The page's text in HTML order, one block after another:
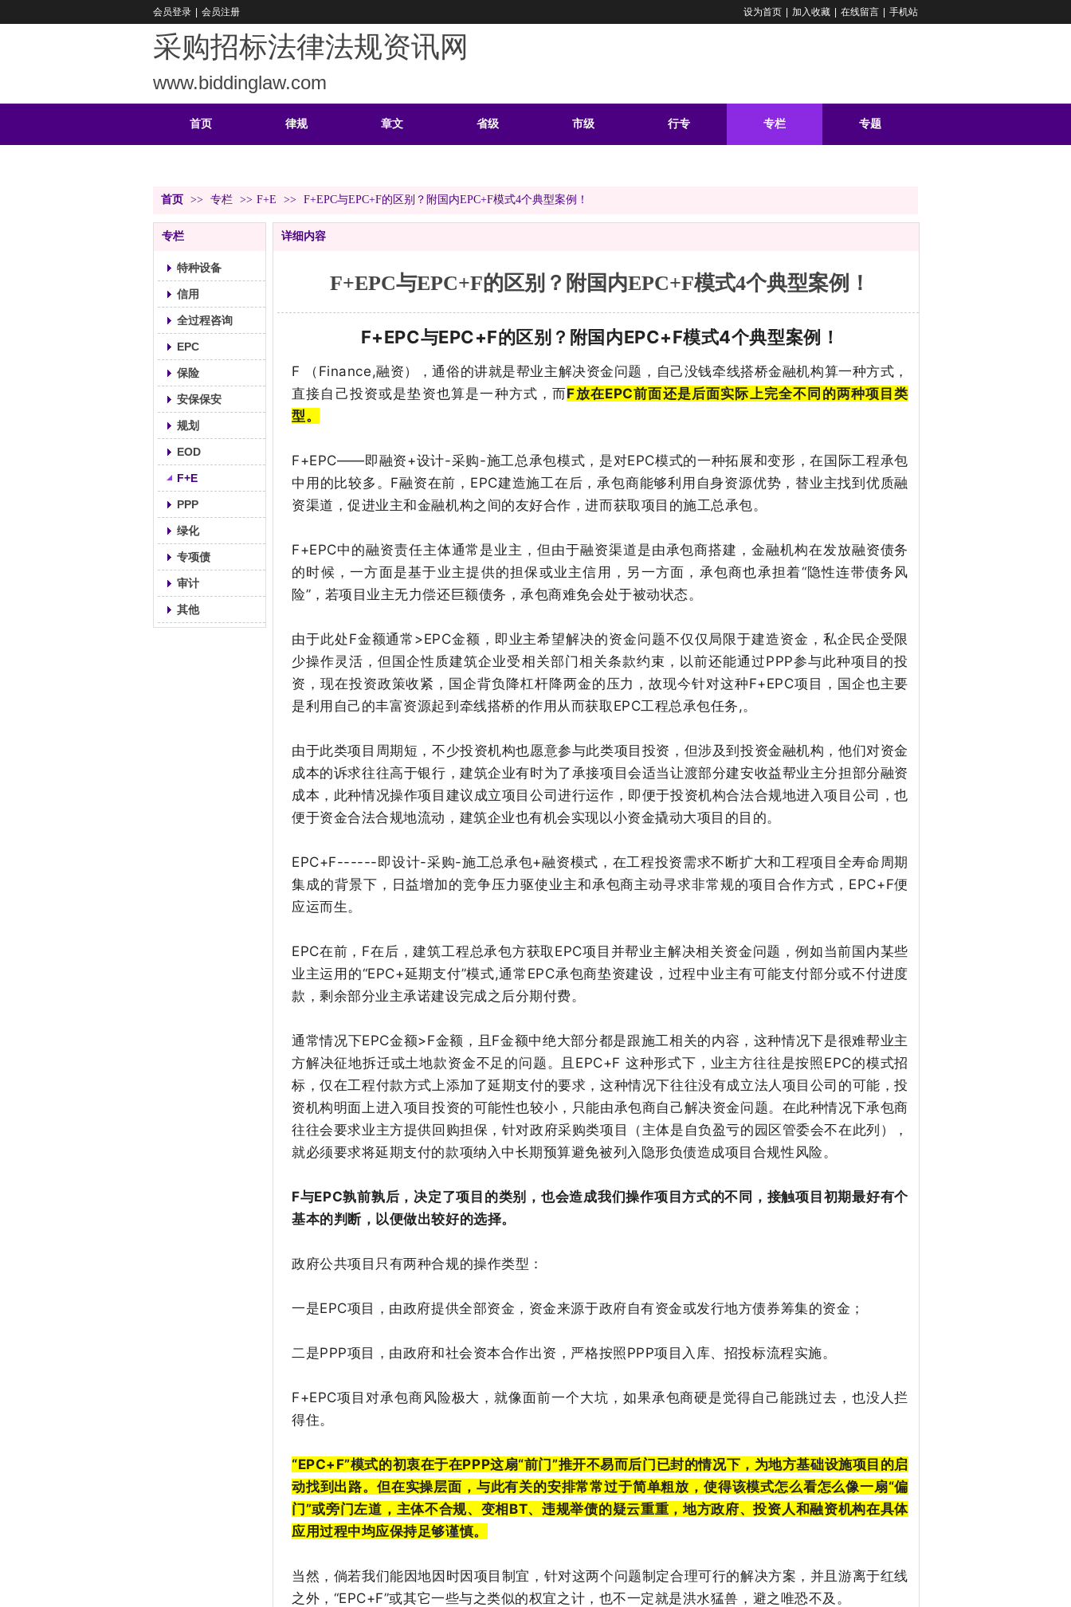
采购招标法律法规资讯网
www.biddinglaw.com
会员登录 会员注册 设为首页 加入收藏 在线留言 手机站
首页 律规 章文 省级 市级 行专 专栏 专题
首页 >> 专栏 >> F+E >> F+EPC与EPC+F的区别？附国内EPC+F模式4个典型案例！
专栏
特种设备
信用
全过程咨询
EPC
保险
安保保安
规划
EOD
F+E
PPP
绿化
专项债
审计
其他
详细内容
F+EPC与EPC+F的区别？附国内EPC+F模式4个典型案例！
F+EPC与EPC+F的区别？附国内EPC+F模式4个典型案例！
F （Finance,融资），通俗的讲就是帮业主解决资金问题，自己没钱牵线搭桥金融机构算一种方式，
直接自己投资或是垫资也算是一种方式，而F放在EPC前面还是后面实际上完全不同的两种项目类
型。
F+EPC——即融资+设计-采购-施工总承包模式，是对EPC模式的一种拓展和变形，在国际工程承包
中用的比较多。F融资在前，EPC建造施工在后，承包商能够利用自身资源优势，替业主找到优质融
资渠道，促进业主和金融机构之间的友好合作，进而获取项目的施工总承包。
F+EPC中的融资责任主体通常是业主，但由于融资渠道是由承包商搭建，金融机构在发放融资债务
的时候，一方面是基于业主提供的担保或业主信用，另一方面，承包商也承担着“隐性连带债务风
险”，若项目业主无力偿还巨额债务，承包商难免会处于被动状态。
由于此处F金额通常>EPC金额，即业主希望解决的资金问题不仅仅局限于建造资金，私企民企受限
少操作灵活，但国企性质建筑企业受相关部门相关条款约束，以前还能通过PPP参与此种项目的投
资，现在投资政策收紧，国企背负降杠杆降两金的压力，故现今针对这种F+EPC项目，国企也主要
是利用自己的丰富资源起到牵线搭桥的作用从而获取EPC工程总承包任务,。
由于此类项目周期短，不少投资机构也愿意参与此类项目投资，但涉及到投资金融机构，他们对资金
成本的诉求往往高于银行，建筑企业有时为了承接项目会适当让渡部分建安收益帮业主分担部分融资
成本，此种情况操作项目建议成立项目公司进行运作，即便于投资机构合法合规地进入项目公司，也
便于资金合法合规地流动，建筑企业也有机会实现以小资金撬动大项目的目的。
EPC+F------即设计-采购-施工总承包+融资模式，在工程投资需求不断扩大和工程项目全寿命周期
集成的背景下，日益增加的竞争压力驱使业主和承包商主动寻求非常规的项目合作方式，EPC+F便
应运而生。
EPC在前，F在后，建筑工程总承包方获取EPC项目并帮业主解决相关资金问题，例如当前国内某些
业主运用的“EPC+延期支付”模式,通常EPC承包商垫资建设，过程中业主有可能支付部分或不付进度
款，剩余部分业主承诺建设完成之后分期付费。
通常情况下EPC金额>F金额，且F金额中绝大部分都是跟施工相关的内容，这种情况下是很难帮业主
方解决征地拆迁或土地款资金不足的问题。且EPC+F 这种形式下，业主方往往是按照EPC的模式招
标，仅在工程付款方式上添加了延期支付的要求，这种情况下往往没有成立法人项目公司的可能，投
资机构明面上进入项目投资的可能性也较小，只能由承包商自己解决资金问题。在此种情况下承包商
往往会要求业主方提供回购担保，针对政府采购类项目（主体是自负盈亏的园区管委会不在此列），
就必须要求将延期支付的款项纳入中长期预算避免被列入隐形负债造成项目合规性风险。
F与EPC孰前孰后，决定了项目的类别，也会造成我们操作项目方式的不同，接触项目初期最好有个
基本的判断，以便做出较好的选择。
政府公共项目只有两种合规的操作类型：
一是EPC项目，由政府提供全部资金，资金来源于政府自有资金或发行地方债券筹集的资金；
二是PPP项目，由政府和社会资本合作出资，严格按照PPP项目入库、招投标流程实施。
F+EPC项目对承包商风险极大，就像面前一个大坑，如果承包商硬是觉得自己能跳过去，也没人拦
得住。
“EPC+F”模式的初衷在于在PPP这扇“前门”推开不易而后门已封的情况下，为地方基础设施项目的启
动找到出路。但在实操层面，与此有关的安排常常过于简单粗放，使得该模式怎么看怎么像一扇“偏
门”或旁门左道，主体不合规、变相BT、违规举债的疑云重重，地方政府、投资人和融资机构在具体
应用过程中均应保持足够谨慎。
当然，倘若我们能因地因时因项目制宜，针对这两个问题制定合理可行的解决方案，并且游离于红线
之外，“EPC+F”或其它一些与之类似的权宜之计，也不一定就是洪水猛兽，避之唯恐不及。